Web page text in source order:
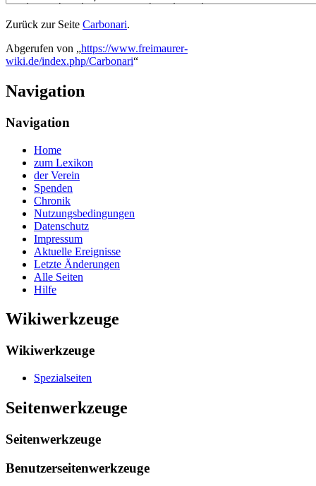
Zurück zur Seite Carbonari.
Abgerufen von „https://www.freimaurer-
wiki.de/index.php/Carbonari“
Navigation
Navigation
Home
zum Lexikon
der Verein
Spenden
Chronik
Nutzungsbedingungen
Datenschutz
Impressum
Aktuelle Ereignisse
Letzte Änderungen
Alle Seiten
Hilfe
Wikiwerkzeuge
Wikiwerkzeuge
Spezialseiten
Seitenwerkzeuge
Seitenwerkzeuge
Benutzerseitenwerkzeuge